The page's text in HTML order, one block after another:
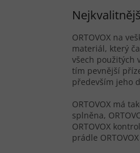
ORTOVOX na
materiál, který
všech použitých
tím pevnější
především jeho
ORTOVOX má
splněna,
ORTOVOX
prádle